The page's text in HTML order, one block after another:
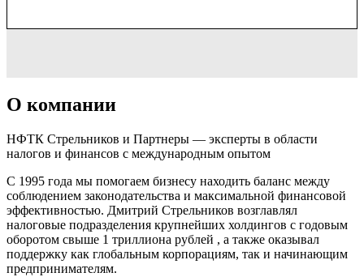
О компании
НФТК Стрельников и Партнеры — эксперты в области
налогов и финансов с международным опытом
С 1995 года мы помогаем бизнесу находить баланс между
соблюдением законодательства и максимальной финансовой
эффективностью. Дмитрий Стрельников возглавлял
налоговые подразделения крупнейших холдингов с годовым
оборотом свыше 1 триллиона рублей , а также оказывал
поддержку как глобальным корпорациям, так и начинающим
предпринимателям.